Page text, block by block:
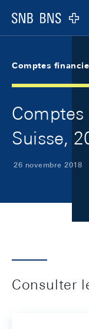
Logo
Comptes
Suisse,
26 novembre 2018
Consulter